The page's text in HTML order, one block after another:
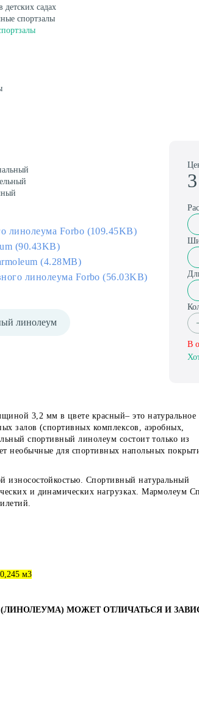
детских садах
спортзалы
линолеума Forbo (109.45KB)
(90.43KB)
(4.28MB)
линолеума Forbo (56.03KB)
линолеум
В
3,2 мм в цвете красный– это натуральное
залов (спортивных комплексов, аэробных,
спортивный линолеум состоит только из
необычные для спортивных напольных
износостойкостью. Спортивный натуральный
и динамических нагрузках. Мармолеум
0,245 м3
МОЖЕТ ОТЛИЧАТЬСЯ И